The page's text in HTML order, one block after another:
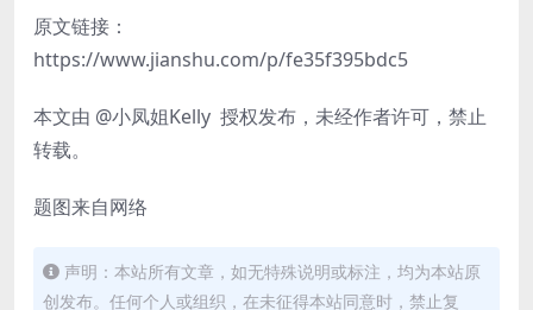
原文链接：
https://www.jianshu.com/p/fe35f395bdc5
本文由 @小凤姐Kelly 授权发布，未经作者许可，禁止
转载。
题图来自网络
声明：本站所有文章，如无特殊说明或标注，均为本站原
创发布。任何个人或组织，在未征得本站同意时，禁止复